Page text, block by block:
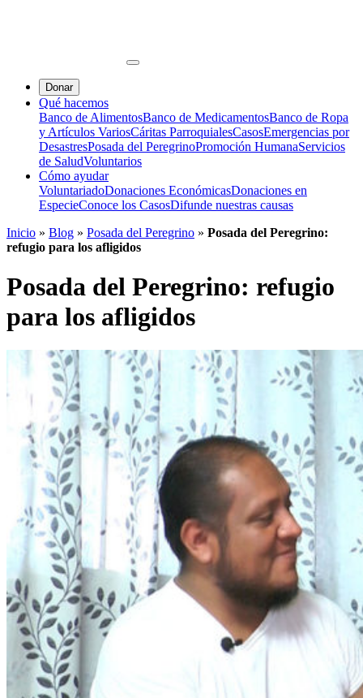
Donar
Qué hacemos
Banco de AlimentosBanco de MedicamentosBanco de Ropa
y Artículos VariosCáritas ParroquialesCasosEmergencias por
DesastresPosada del PeregrinoPromoción HumanaServicios
de SaludVoluntarios
Cómo ayudar
VoluntariadoDonaciones EconómicasDonaciones en
EspecieConoce los CasosDifunde nuestras causas
Inicio » Blog » Posada del Peregrino » Posada del Peregrino:
refugio para los afligidos
Posada del Peregrino: refugio
para los afligidos